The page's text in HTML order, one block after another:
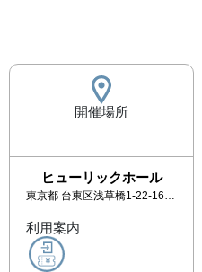
開催場所
ヒューリックホール
東京都 台東区浅草橋1-22-16 ヒューリック浅草橋ビル 2階 HULIC HALL
利用案内